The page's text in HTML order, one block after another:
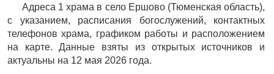
Адреса 1 храма в село Ершово (Тюменская область),
c указанием, расписания богослужений, контактных
телефонов храма, графиком работы и расположением
на карте. Данные взяты из открытых источников и
актуальны на 12 мая 2026 года.